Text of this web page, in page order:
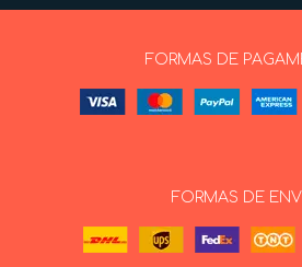
FORMAS DE
FORMAS DE